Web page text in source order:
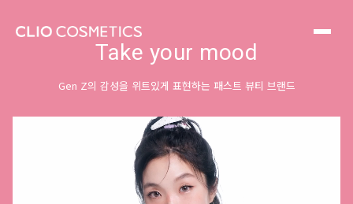
패스트 뷰티 브랜드입니다. 딱 내 감성에 맞는 포인트를 더해
일상을 특별하게 보정시켜주는 메이크업 브랜드입니다.
Take your mood
Gen Z의 감성을 위트있게 표현하는 패스트 뷰티 브랜드